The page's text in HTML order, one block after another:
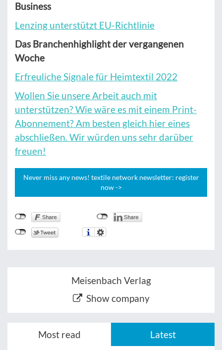
Business
Lenzing unterstützt EU-Richtlinie
Das Branchenhighlight der vergangenen
Woche
Erfreuliche Signale für Heimtextil 2022
Wollen Sie unsere Arbeit auch mit
unterstützen? Wie wäre es mit einem Print-
Abonnement? Am besten gleich hier eines
abschließen. Wir würden uns sehr darüber
freuen!
Never miss any news! textile network newsletter: register
now ->
Meisenbach Verlag
Show company
Most read Latest